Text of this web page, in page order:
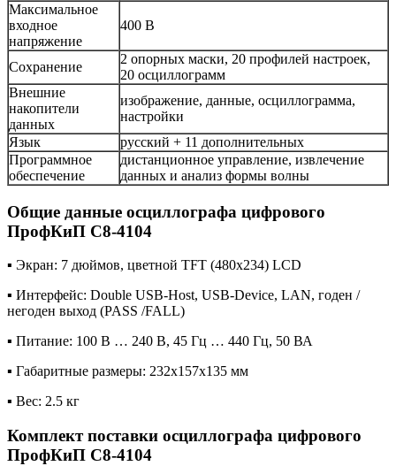
Максимальное
входное
напряжение
400 В
Сохранение
2 опорных маски, 20 профилей настроек,
20 осциллограмм
Внешние
накопители
данных
изображение, данные, осциллограмма,
настройки
Язык
русский + 11 дополнительных
Программное
обеспечение
дистанционное управление, извлечение
данных и анализ формы волны
Общие данные осциллографа цифрового
ПрофКиП С8-4104
▪ Экран: 7 дюймов, цветной TFT (480х234) LCD
▪ Интерфейс: Double USB-Host, USB-Device, LAN, годен /
негоден выход (PASS /FALL)
▪ Питание: 100 В … 240 В, 45 Гц … 440 Гц, 50 ВА
▪ Габаритные размеры: 232х157х135 мм
▪ Вес: 2.5 кг
Комплект поставки осциллографа цифрового
ПрофКиП С8-4104